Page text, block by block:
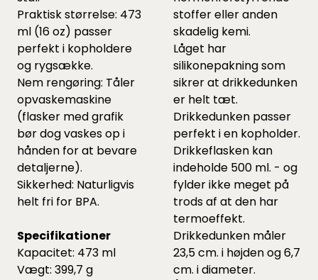
Praktisk størrelse: 473
ml (16 oz) passer
perfekt i kopholdere
og rygsække.
Nem rengøring: Tåler
opvaskemaskine
(flasker med grafik
bør dog vaskes op i
hånden for at bevare
detaljerne).
Sikkerhed: Naturligvis
helt fri for BPA.
Specifikationer
Kapacitet: 473 ml
Vægt: 399,7 g
stoffer eller anden
skadelig kemi.
Låget har
silikonepakning som
sikrer at drikkedunken
er helt tæt.
Drikkedunken passer
perfekt i en kopholder.
Drikkeflasken kan
indeholde 500 ml. - og
fylder ikke meget på
trods af at den har
termoeffekt.
Drikkedunken måler
23,5 cm. i højden og 6,7
cm. i diameter.